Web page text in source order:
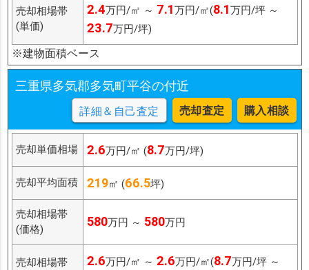
売却相場帯
(単価)
2.4万円/㎡ ～ 7.1万円/㎡(8.1万円/坪 ～
23.7万円/坪)
※建物面積ベース
三重県多気郡多気町平谷の付近
詳細＆自己査定 売却査定 購入相談
売却単価相場 2.6万円/㎡ (8.7万円/坪)
売却平均面積 219㎡ (66.5坪)
売却相場帯
(価格)
580万円 ～ 580万円
売却相場帯
2.6万円/㎡ ～ 2.6万円/㎡(8.7万円/坪 ～